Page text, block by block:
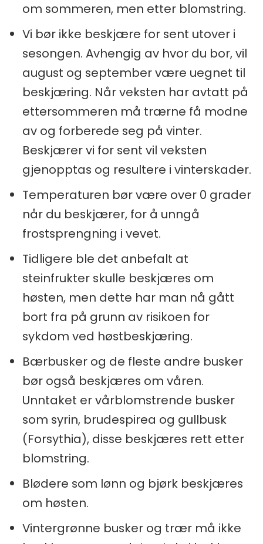
om sommeren, men etter blomstring.
Vi bør ikke beskjære for sent utover i
sesongen. Avhengig av hvor du bor, vil
august og september være uegnet til
beskjæring. Når veksten har avtatt på
ettersommeren må trærne få modne
av og forberede seg på vinter.
Beskjærer vi for sent vil veksten
gjenopptas og resultere i vinterskader.
Temperaturen bør være over 0 grader
når du beskjærer, for å unngå
frostsprengning i vevet.
Tidligere ble det anbefalt at
steinfrukter skulle beskjæres om
høsten, men dette har man nå gått
bort fra på grunn av risikoen for
sykdom ved høstbeskjæring.
Bærbusker og de fleste andre busker
bør også beskjæres om våren.
Unntaket er vårblomstrende busker
som syrin, brudespirea og gullbusk
(Forsythia), disse beskjæres rett etter
blomstring.
Blødere som lønn og bjørk beskjæres
om høsten.
Vintergrønne busker og trær må ikke